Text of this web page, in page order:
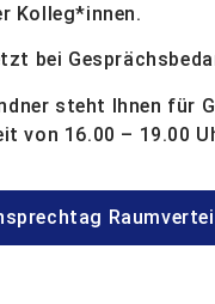
Kolleg*innen.
bei
steht Ihnen für
von 16.00 – 19.00